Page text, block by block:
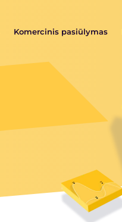
Komercinis pasiūlymas